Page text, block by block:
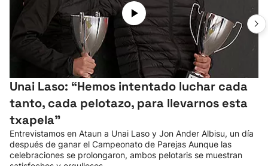
Unai Laso: “Hemos intentado luchar cada
tanto, cada pelotazo, para llevarnos esta
txapela”
Entrevistamos en Ataun a Unai Laso y Jon Ander Albisu, un día
después de ganar el Campeonato de Parejas Aunque las
celebraciones se prolongaron, ambos pelotaris se muestran